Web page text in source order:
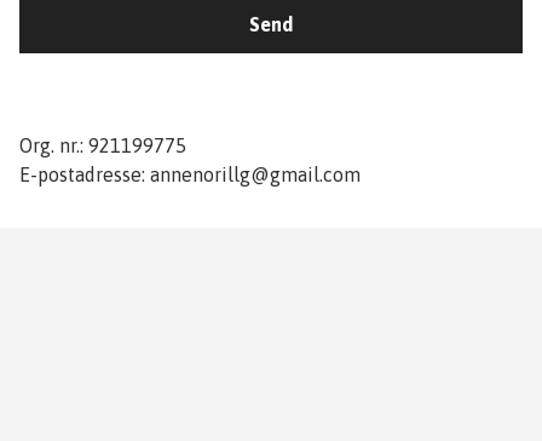
Send
Org. nr.: 921199775
E-postadresse: annenorillg@gmail.com